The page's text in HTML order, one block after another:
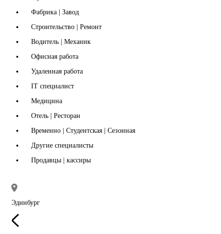
Фабрика | Завод
Строительство | Ремонт
Водитель | Механик
Офисная работа
Удаленная работа
IT специалист
Медицина
Отель | Ресторан
Временно | Студентская | Сезонная
Другие специалисты
Продавцы | кассиры
Эдинбург